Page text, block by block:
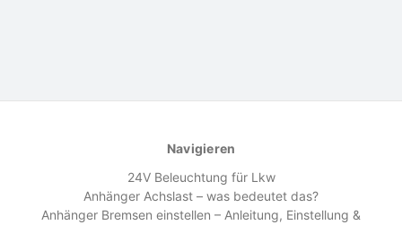
Navigieren
24V Beleuchtung für Lkw
Anhänger Achslast – was bedeutet das?
Anhänger Bremsen einstellen – Anleitung, Einstellung &